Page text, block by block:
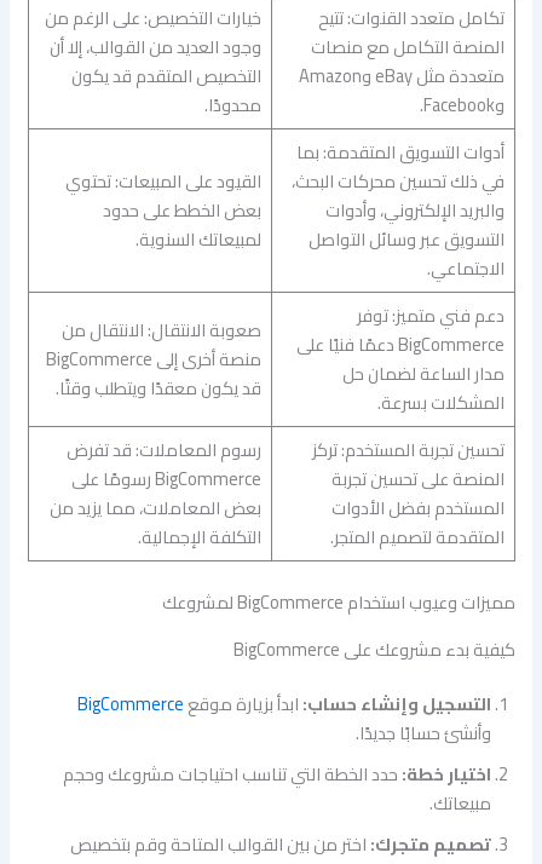
تكامل متعدد القنوات: تتيح
المنصة التكامل مع منصات
متعددة مثل eBay وAmazon
وFacebook.
خيارات التخصيص: على الرغم من
وجود العديد من القوالب، إلا أن
التخصيص المتقدم قد يكون
محدودًا.
أدوات التسويق المتقدمة: بما
في ذلك تحسين محركات البحث،
والبريد الإلكتروني، وأدوات
التسويق عبر وسائل التواصل
الاجتماعي.
القيود على المبيعات: تحتوي
بعض الخطط على حدود
لمبيعاتك السنوية.
دعم فني متميز: توفر
BigCommerce دعمًا فنيًا على
مدار الساعة لضمان حل
المشكلات بسرعة.
صعوبة الانتقال: الانتقال من
منصة أخرى إلى BigCommerce
قد يكون معقدًا ويتطلب وقتًا.
تحسين تجربة المستخدم: تركز
المنصة على تحسين تجربة
المستخدم بفضل الأدوات
المتقدمة لتصميم المتجر.
رسوم المعاملات: قد تفرض
BigCommerce رسومًا على
بعض المعاملات، مما يزيد من
التكلفة الإجمالية.
مميزات وعيوب استخدام BigCommerce لمشروعك
كيفية بدء مشروعك على BigCommerce
التسجيل وإنشاء حساب:ابدأ بزيارة موقعBigCommerce
وأنشئ حسابًا جديدًا.
اختيار خطة:حدد الخطة التي تناسب احتياجات مشروعك وحجم
مبيعاتك.
تصميم متجرك:اختر من بين القوالب المتاحة وقم بتخصيص